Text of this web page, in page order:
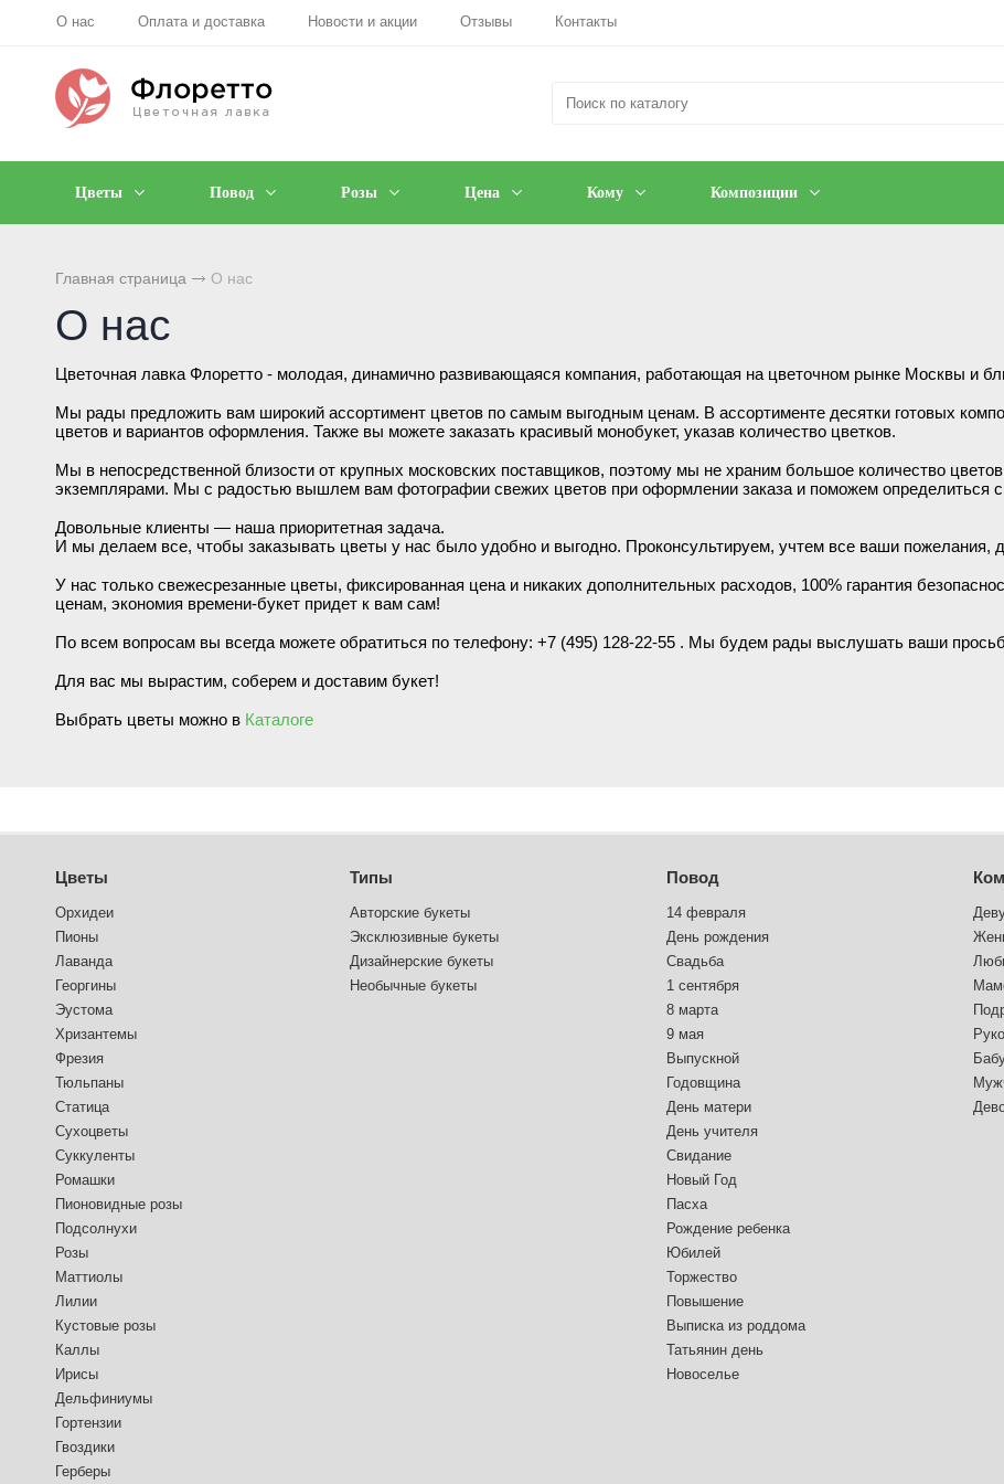
О нас Оплата и доставка Новости и акции Отзывы Контакты
Цветы Повод Розы Цена Кому Композиции
Главная страница О нас
О нас
Цветочная лавка Флоретто - молодая, динамично развивающаяся компания, работающая на цветочном рынке Москвы и
Мы рады предложить вам широкий ассортимент цветов по самым выгодным ценам. В ассортименте десятки готовых
цветов и вариантов оформления. Также вы можете заказать красивый монобукет, указав количество цветков.
Мы в непосредственной близости от крупных московских поставщиков, поэтому мы не храним большое количество
экземплярами. Мы с радостью вышлем вам фотографии свежих цветов при оформлении заказа и поможем определиться
Довольные клиенты — наша приоритетная задача.
И мы делаем все, чтобы заказывать цветы у нас было удобно и выгодно. Проконсультируем, учтем все ваши пожелания,
У нас только свежесрезанные цветы, фиксированная цена и никаких дополнительных расходов, 100% гарантия
ценам, экономия времени-букет придет к вам сам!
По всем вопросам вы всегда можете обратиться по телефону: +7 (495) 128-22-55 . Мы будем рады выслушать ваши
Для вас мы вырастим, соберем и доставим букет!
Выбрать цветы можно в Каталоге
Цветы
Орхидеи
Пионы
Лаванда
Георгины
Эустома
Хризантемы
Фрезия
Тюльпаны
Статица
Сухоцветы
Суккуленты
Ромашки
Пионовидные розы
Подсолнухи
Розы
Маттиолы
Лилии
Кустовые розы
Каллы
Ирисы
Дельфиниумы
Гортензии
Гвоздики
Герберы
Типы
Авторские букеты
Эксклюзивные букеты
Дизайнерские букеты
Необычные букеты
Повод
14 февраля
День рождения
Свадьба
1 сентября
8 марта
9 мая
Выпускной
Годовщина
День матери
День учителя
Свидание
Новый Год
Пасха
Рождение ребенка
Юбилей
Торжество
Повышение
Выписка из роддома
Татьянин день
Новоселье